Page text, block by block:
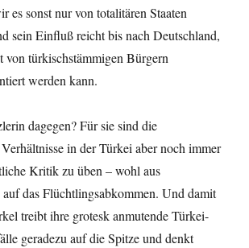
es sonst nur von totalitären Staaten
sein Einfluß reicht bis nach Deutschland,
von türkischstämmigen Bürgern
werden kann.
dagegen? Für sie sind die
in der Türkei aber noch immer
Kritik zu üben – wohl aus
das Flüchtlingsabkommen. Und damit
treibt ihre grotesk anmutende Türkei-
geradezu auf die Spitze und denkt